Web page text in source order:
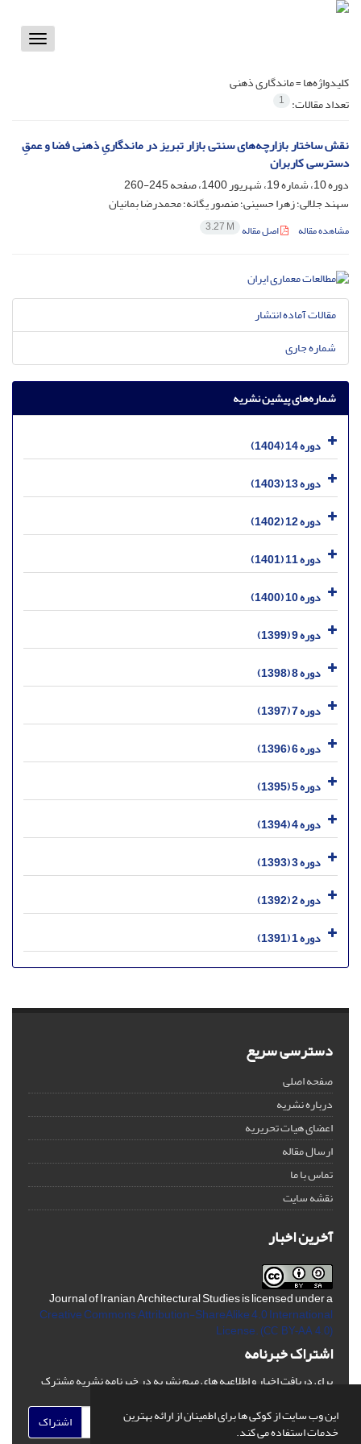
این وب سایت از کوکی ها برای اطمینان از ارائه بهترین
خدمات استفاده می کند.
Toggle
کلیدواژه‌ها =ماندگاری‌ ذهنی
تعداد مقالات: 1
نقش ساختار بازارچه‌های سنتی بازار تبریز در ماندگاریِ ذهنی فضا و عمقِ
دسترسی کاربران
دوره 10، شماره 19، شهریور 1400، صفحه
245-260
سهند جلالی؛ زهرا حسینی؛ منصور یگانه؛ محمدرضا بمانیان
مشاهده مقاله اصل مقاله 3.27 M
مقالات آماده انتشار
شماره جاری
شماره‌های پیشین نشریه
دوره 14 (1404)
دوره 13 (1403)
دوره 12 (1402)
دوره 11 (1401)
دوره 10 (1400)
دوره 9 (1399)
دوره 8 (1398)
دوره 7 (1397)
دوره 6 (1396)
دوره 5 (1395)
دوره 4 (1394)
دوره 3 (1393)
دوره 2 (1392)
دوره 1 (1391)
دسترسی سریع
صفحه اصلی
درباره نشریه
اعضای هیات تحریریه
ارسال مقاله
تماس با ما
نقشه سایت
آخرین اخبار
Journal of Iranian Architectural Studies is licensed under a
Creative Commons Attribution-ShareAlike 4.0 International
License. (CC BY-AA 4.0)
اشتراک خبرنامه
برای دریافت اخبار و اطلاعیه های مهم نشریه در خبرنامه نشریه مشترک
اشتراک